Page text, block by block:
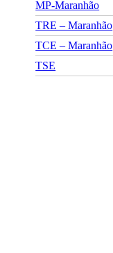
MP-Maranhão
TRE – Maranhão
TCE – Maranhão
TSE